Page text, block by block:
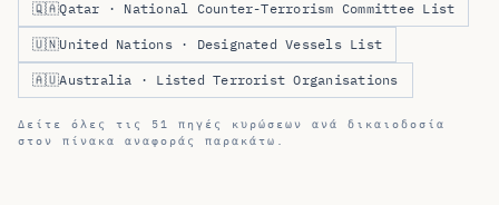
🇶🇦Qatar · National Counter-Terrorism Committee List
🇺🇳United Nations · Designated Vessels List
🇦🇺Australia · Listed Terrorist Organisations
Δείτε όλες τις 51 πηγές κυρώσεων ανά δικαιοδοσία
στον πίνακα αναφοράς παρακάτω.